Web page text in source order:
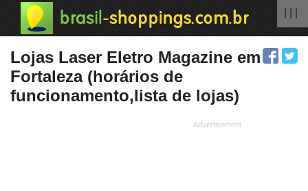
Lojas Laser Eletro Magazine em
Fortaleza (horários de
funcionamento,lista de lojas)